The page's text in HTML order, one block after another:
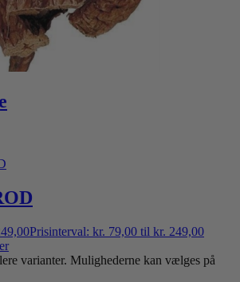
Prisinterval: kr. 79,00 til kr. 249,00
varianter. Mulighederne kan vælges på